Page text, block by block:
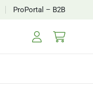
ProPortal – B2B